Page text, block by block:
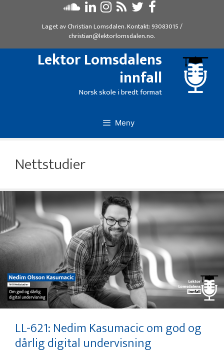
Laget avChristian Lomsdalen. Kontakt: 93083015/
christian@lektorlomsdalen.no.
Lektor Lomsdalens
innfall
Norsk skole i bredt format
Meny
Nettstudier
LL-621: Nedim Kasumacic om god og
dårlig digital undervisning